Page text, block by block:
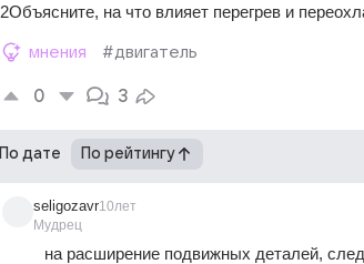
2Объясните, на что влияет перегрев и
мнения #двигатель
0 3
По дате По рейтингу
seligozavr
Мудрец
10лет
на расширение подвижных деталей,